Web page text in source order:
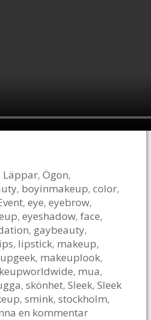
Läppar, Ögon,
, boyinmakeup, color,
, eye, eyebrow,
, eyeshadow, face,
, gaybeauty,
, lipstick, makeup,
, makeuplook,
, mua,
, skönhet, Sleek, Sleek
, smink, stockholm,
en kommentar